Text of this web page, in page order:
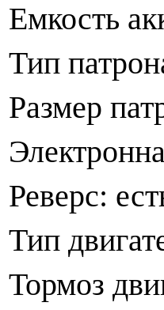
Емкость
Тип
Размер
Реверс:
Тип
Тормоз